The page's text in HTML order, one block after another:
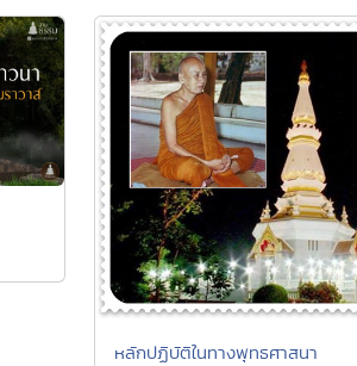
หลักปฏิบัติในทางพุทธศาสนา